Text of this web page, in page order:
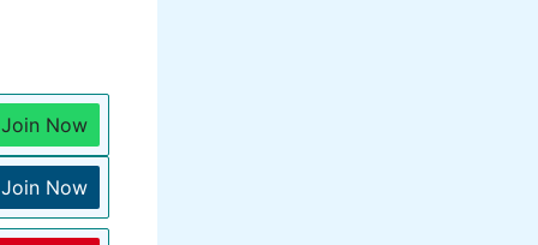
Join Now
Join Now